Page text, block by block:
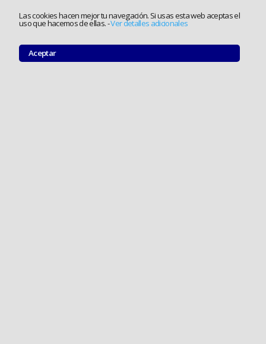
Las cookies hacen mejor tu navegación. Si usas esta web aceptas el
uso que hacemos de ellas.-Ver detalles adicionales
Aceptar